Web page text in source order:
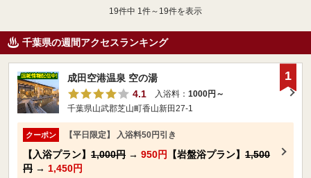
19件中 1件～19件を表示
千葉県の週間アクセスランキング
成田空港温泉 空の湯
4.1
入浴料： 1000円～
千葉県山武郡芝山町香山新田27-1
クーポン 【平日限定】 入浴料50円引き
【入浴プラン】 1,000円 → 950円 【岩盤浴プラン】 1,500
円 → 1,450円
1